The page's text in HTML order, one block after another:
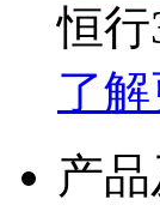
恒
了
产